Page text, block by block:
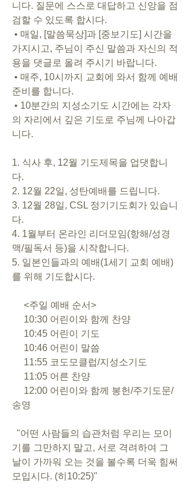
니다. 질문에 스스로 대답하고 신앙을 점
검할 수 있도록 합시다.
• 매일, [말씀묵상]과 [중보기도] 시간을
가지시고, 주님이 주신 말씀과 자신의 적
용을 댓글로 올려 주시기 바랍니다.
• 매주, 10시까지 교회에 와서 함께 예배
준비를 합니다.
• 10분간의 지성소기도 시간에는 각자
의 자리에서 깊은 기도로 주님께 나아갑
니다.
1. 식사 후, 12월 기도제목을 업댓합니
다.
2. 12월 22일, 성탄예배를 드립니다.
3. 12월 28일, CSL 정기기도회가 있습니
다.
4. 1월부터 온라인 리더모임(항해/성경
맥/필독서 등)을 시작합니다.
5. 일본인들과의 예배(1세기 교회 예배)
를 위해 기도합시다.
<주일 예배 순서>
10:30 어린이와 함께 찬양
10:45 어린이 기도
10:46 어린이 말씀
11:55 코도모클럽/지성소기도
11:05 어른 찬양
12:00 어린이와 함께 봉헌/주기도문/
송영
"어떤 사람들의 습관처럼 우리는 모이
기를 그만하지 말고, 서로 격려하여 그
날이 가까워 오는 것을 볼수록 더욱 힘써
모입시다. (히10:25)"